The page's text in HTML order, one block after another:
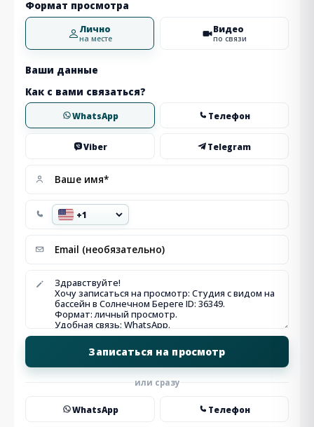
Формат просмотра
Лично
на месте
Видео
по связи
Ваши данные
Как с вами связаться?
WhatsApp Телефон
Viber Telegram
или сразу
WhatsApp Телефон